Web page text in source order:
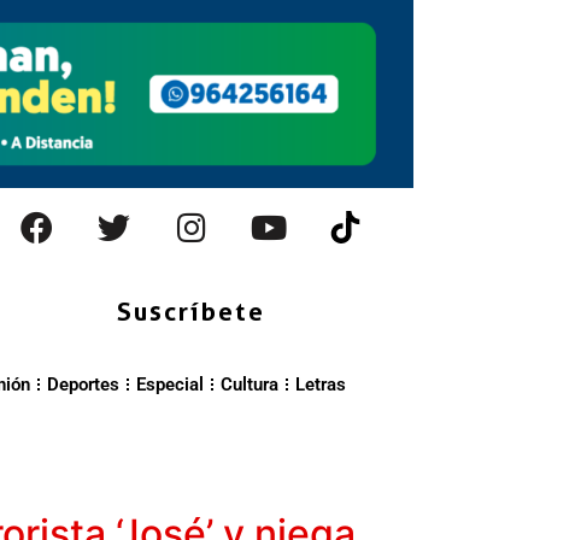
Suscríbete
Deportes Especial Cultura Letras